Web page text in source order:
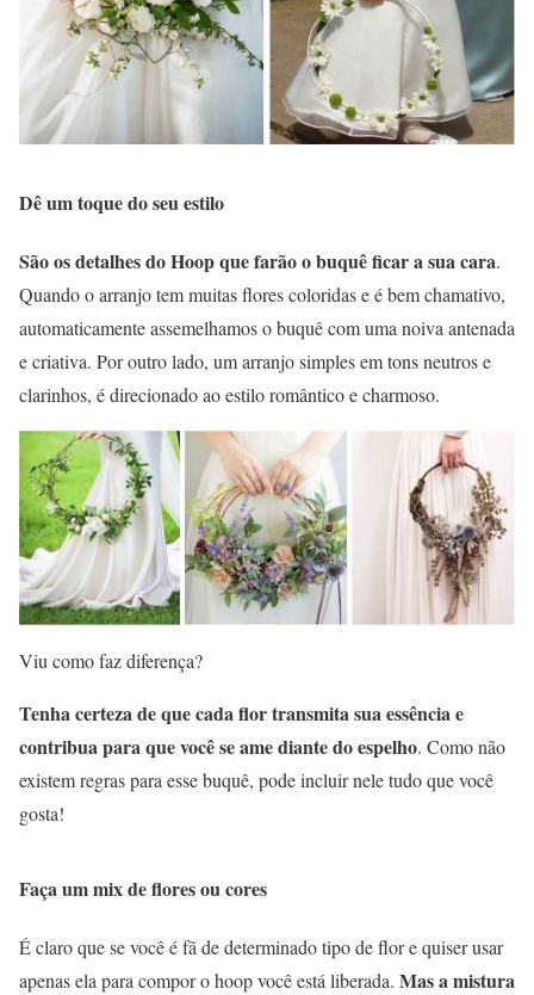
Dê um toque do seu estilo
São os detalhes do Hoop que farão o buquê ficar a sua cara.
Quando o arranjo tem muitas flores coloridas e é bem chamativo,
automaticamente assemelhamos o buquê com uma noiva antenada
e criativa. Por outro lado, um arranjo simples em tons neutros e
clarinhos, é direcionado ao estilo romântico e charmoso.
Viu como faz diferença?
Tenha certeza de que cada flor transmita sua essência e
contribua para que você se ame diante do espelho. Como não
existem regras para esse buquê, pode incluir nele tudo que você
gosta!
Faça um mix de flores ou cores
É claro que se você é fã de determinado tipo de flor e quiser usar
apenas ela para compor o hoop você está liberada. Masa mistura